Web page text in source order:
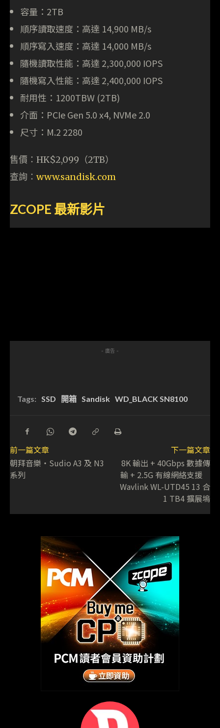
容量：2TB
順序讀取速度：高達 14,900 MB/s
順序寫入速度：高達 14,000 MB/s
隨機讀取性能：高達 2,300,000 IOPS
隨機寫入性能：高達 2,400,000 IOPS
耐用性：1200TBW (2TB)
介面：PCIe Gen 5.0 x4, NVMe 2.0
尺寸：M.2 2280
售價：HK$2,099（2TB）
查詢： www.sandisk.com
ZCOPE 最新影片
- 廣告 -
Tags: SSD 開箱 Sandisk WD_BLACK SN8100
前一篇文章
朝拜音樂・Sudio A3 及 N3
系列
下一篇文章
8K 輸出 + 40Gbps 數據傳
輸 + 2.5G 有線網絡支援
Wavlink WL-UTD45 13 合
1 TB4 擴展塢